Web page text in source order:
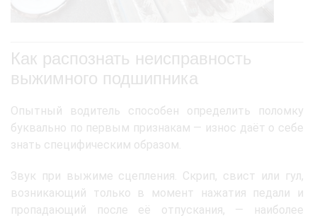
Как распознать неисправность
выжимного подшипника
Опытный водитель способен определить поломку
буквально по первым признакам — износ даёт о себе
знать специфическим образом.
Звук при выжиме сцепления. Скрип, свист или гул,
возникающий только в момент нажатия педали и
пропадающий после её отпускания, — наиболее